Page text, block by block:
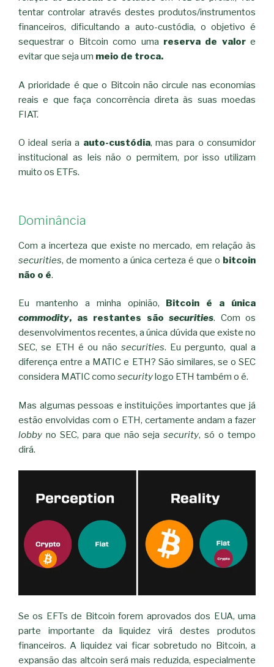
tentar controlar através destes produtos/instrumentos
financeiros, dificultando a auto-custódia, o objetivo é
sequestrar o Bitcoin como uma reserva de valore
evitar que seja um meio de troca.
A prioridade é que o Bitcoin não circule nas economias
reais e que faça concorrência direta às suas moedas
FIAT.
O ideal seria a auto-custódia, mas para o consumidor
institucional as leis não o permitem, por isso utilizam
muito os ETFs.
Dominância
Com a incerteza que existe no mercado, em relação às
securities, de momento a única certeza é que o bitcoin
não o é.
Eu mantenho a minha opinião,
Bitcoin é a única
commodity, as restantes são securities. Com os
desenvolvimentos recentes, a única dúvida que existe no
SEC, se ETH é ou não securities. Eu pergunto, qual a
diferença entre a MATIC e ETH? São similares, se o SEC
considera MATIC como security logo ETH também o é.
Mas algumas pessoas e instituições importantes que já
estão envolvidas com o ETH, certamente andam a fazer
lobby no SEC, para que não sejasecurity, só o tempo
dirá.
Se os EFTs de Bitcoin forem aprovados dos EUA, uma
parte importante da liquidez virá destes produtos
financeiros. A liquidez vai ficar sobretudo no Bitcoin, a
expansão das altcoin será mais reduzida, especialmente